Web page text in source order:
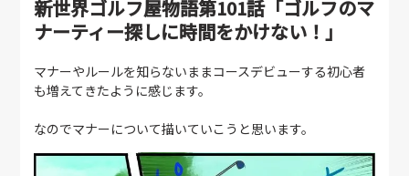
新世界ゴルフ屋物語第101話「ゴルフのマ
ナーティー探しに時間をかけない！」
マナーやルールを知らないままコースデビューする初心者
も増えてきたように感じます。
なのでマナーについて描いていこうと思います。